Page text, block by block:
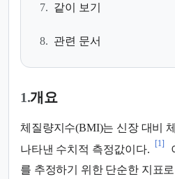
7. 같이 보기
8. 관련 문서
1.개요
체질량지수(BMI)는 신장 대비
나타낸 수치적 측정값이다.
[1]
를 추정하기 위한 단순한 지표